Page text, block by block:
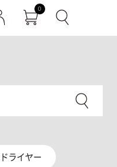
0
ライヤー